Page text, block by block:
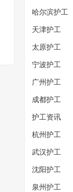
哈尔滨护工
天津护工
太原护工
宁波护工
广州护工
成都护工
护工资讯
杭州护工
武汉护工
沈阳护工
泉州护工